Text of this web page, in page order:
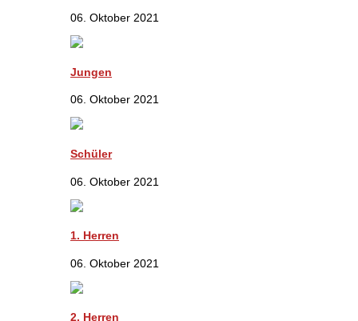
06. Oktober 2021
Jungen
06. Oktober 2021
Schüler
06. Oktober 2021
1. Herren
06. Oktober 2021
2. Herren